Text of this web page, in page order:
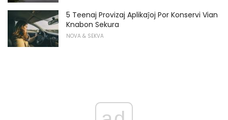
5 Teenaj Provizaj Aplikaĵoj Por Konservi Vian
Knabon Sekura
NOVA & SEKVA